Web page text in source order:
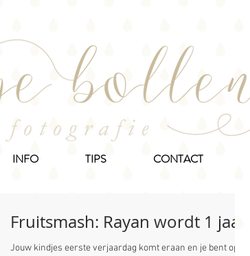
INFO TIPS CONTACT
Fruitsmash: Rayan wordt 1 jaar!
Jouw kindjes eerste verjaardag komt eraan en je bent op